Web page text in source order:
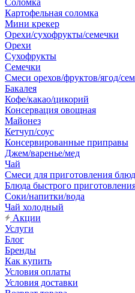
Соломка
Картофельная соломка
Мини крекер
Орехи/сухофрукты/семечки
Орехи
Сухофрукты
Семечки
Смеси орехов/фруктов/ягод/
Бакалея
Кофе/какао/цикорий
Консервация овощная
Майонез
Кетчуп/соус
Консервированные приправы
Джем/варенье/мед
Чай
Смеси для приготовления
Блюда быстрого
Соки/напитки/вода
Чай холодный
Акции
Услуги
Блог
Бренды
Как купить
Условия оплаты
Условия доставки